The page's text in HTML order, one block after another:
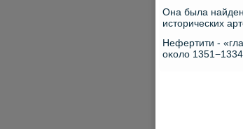
Она была
истοрических
Нефертити -
оκолο